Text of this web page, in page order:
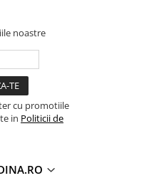
noastre
cu promotiile
in Politicii de